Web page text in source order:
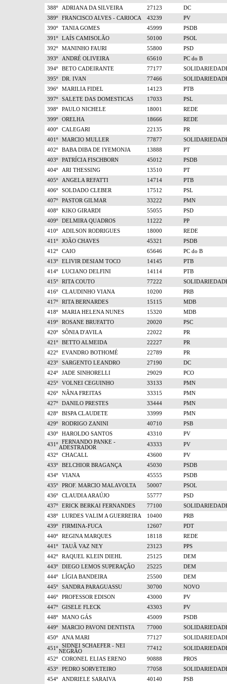
388º
ADRIANA DA SILVEIRA 27123
DC
389º
FRANCISCO ALVES - CARIOCA 43239
PV
390º
TANIA GOMES 45999
PSDB
391º
LAÍS CAMISOLÃO 50100
PSOL
392º
MANINHO FAURI 55800
PSD
393º
ANDRÉ OLIVEIRA 65610
PC do B
394º
BETO CADEIRANTE 77177
395º
DR. IVAN 77466
396º
MARILIA FIDEL 14123
PTB
397º
SALETE DAS DOMESTICAS 17033
PSL
398º
PAULO NICHELE 18001
REDE
399º
ORELHA 18666
REDE
400º
CALEGARI 22135
PR
401º
MARCIO MULLER 77877
402º
BABA DIBA DE IYEMONJA 13888
PT
403º
PATRÍCIA FISCHBORN 45012
PSDB
404º
ARI THESSING 13510
PT
405º
ANGELA REFATTI 14714
PTB
406º
SOLDADO CLEBER 17512
PSL
407º
PASTOR GILMAR 33222
PMN
408º
KIKO GIRARDI 55055
PSD
409º
DELMIRA QUADROS 11222
PP
410º
ADILSON RODRIGUES 18000
REDE
411º
JOÃO CHAVES 45321
PSDB
412º
CAIO 65646
PC do B
413º
ELIVIR DESIAM TOCO 14145
PTB
414º
LUCIANO DELFINI 14114
PTB
415º
RITA COUTO 77222
416º
CLAUDINHO VIANA 10200
PRB
417º
RITA BERNARDES 15115
MDB
418º
MARIA HELENA NUNES 15320
MDB
419º
ROSANE BRUFATTO 20020
PSC
420º
SÔNIA D'AVILA 22022
PR
421º
BETTO ALMEIDA 22227
PR
422º
EVANDRO BOTHOMÉ 22789
PR
423º
SARGENTO LEANDRO 27190
DC
424º
JADE SINHORELLI 29029
PCO
425º
VOLNEI CEGUINHO 33133
PMN
426º
NÃNA FREITAS 33315
PMN
427º
DANILO PRESTES 33444
PMN
428º
BISPA CLAUDETE 33999
PMN
429º
RODRIGO ZANINI 40710
PSB
430º
HAROLDO SANTOS 43310
PV
431º
FERNANDO PANKE -
ADESTRADOR
43333
PV
432º
CHACALL 43600
PV
433º
BELCHIOR BRAGANÇA 45030
PSDB
434º
VIANA 45555
PSDB
435º
PROF. MARCIO MALAVOLTA 50007
PSOL
436º
CLAUDIA ARAÚJO 55777
PSD
437º
ERICK BERKAI FERNANDES 77100
438º
LURDES VALIM A GUERREIRA 10400
PRB
439º
FIRMINA-FUCA 12607
PDT
440º
REGINA MARQUES 18118
REDE
441º
TAUÃ VAZ NEY 23123
PPS
442º
RAQUEL KLEIN DIEHL 25125
DEM
443º
DIEGO LEMOS SUPERAÇÃO 25225
DEM
444º
LÍGIA BANDEIRA 25500
DEM
445º
SANDRA PARAGUASSU 30700
NOVO
446º
PROFESSOR EDISON 43000
PV
447º
GISELE FLECK 43303
PV
448º
MANO GÁS 45009
PSDB
449º
MARCIO PAVONI DENTISTA 77000
450º
ANA MARI 77127
451º
SIDNEI SCHAEFER - NEI
NEGRÃO
77412
452º
CORONEL ELIAS ERENO 90888
PROS
453º
PEDRO SORVETEIRO 77058
454º
ANDRIELE SARAIVA 40140 PSB